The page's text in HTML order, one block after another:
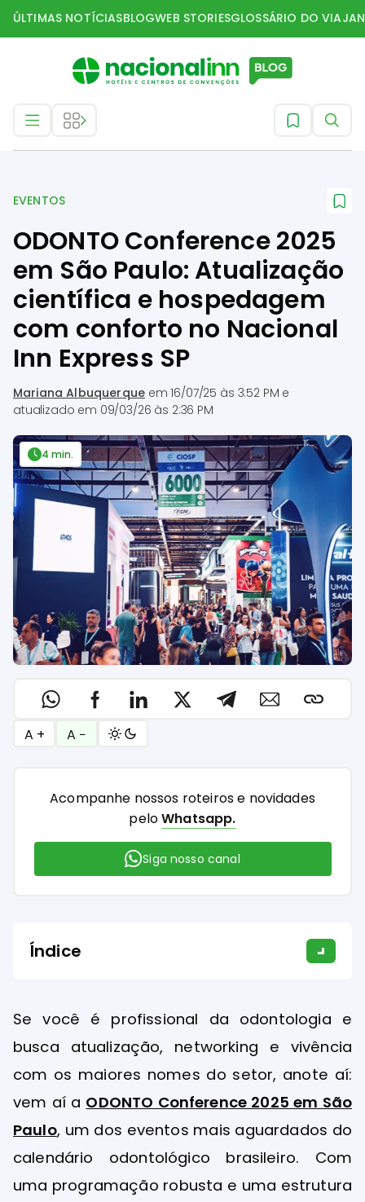
ÚLTIMAS NOTÍCIASBLOGWEB STORIESGLOSSÁRIO DO
EVENTOS
ODONTO Conference 2025
em São Paulo: Atualização
científica e hospedagem
com conforto no Nacional
Inn Express SP
Mariana Albuquerque em16/07/25 às 3:52 PM e
atualizado em 09/03/26 às 2:36 PM
4 min.
A + A −
Acompanhe nossos roteiros e novidades
peloWhatsapp.
Siga nosso canal
Índice
Se você é profissional da odontologia e
busca atualização, networking e vivência
com os maiores nomes do setor, anote aí:
vem aí a ODONTO Conference 2025 em São
Paulo, um dos eventos mais aguardados do
calendário odontológico brasileiro. Com
uma programação robusta e uma estrutura